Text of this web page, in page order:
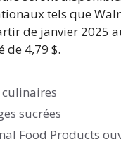
tels que
de janvier 2025
de 4,79 $.
sucrées
Food Products